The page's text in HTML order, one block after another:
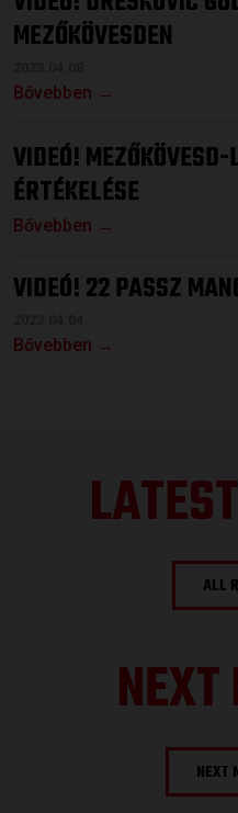
MEZŐKÖVESDEN
Bővebben →
VIDEÓ! MEZŐKÖVESD-
ÉRTÉKELÉSE
Bővebben →
VIDEÓ! 22 PASSZ
Bővebben →
ALL
NEXT